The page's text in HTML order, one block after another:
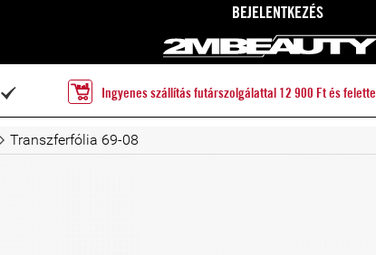
BEJELENTKEZÉS
 Ingyenes szállítás futárszolgálattal 12 900 Ft és felette
Transzferfólia 69-08